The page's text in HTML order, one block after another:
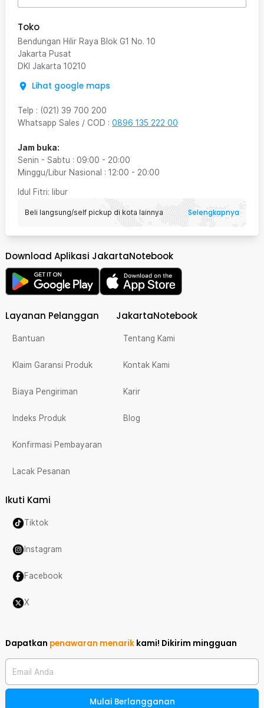
Toko
Bendungan Hilir Raya Blok G1 No. 10
Jakarta Pusat
DKI Jakarta 10210
Lihat google maps
Telp : (021) 39 700 200
Whatsapp Sales / COD : 0896 135 222 00
Jam buka:
Senin - Sabtu : 09:00 - 20:00
Minggu/Libur Nasional : 12:00 - 20:00
Idul Fitri: libur
Beli langsung/self pickup di kota lainnya Selengkapnya
Download Aplikasi JakartaNotebook
Layanan Pelanggan
Bantuan
Klaim Garansi Produk
Biaya Pengiriman
Indeks Produk
Konfirmasi Pembayaran
Lacak Pesanan
JakartaNotebook
Tentang Kami
Kontak Kami
Karir
Blog
Ikuti Kami
Tiktok
Instagram
Facebook
X
Dapatkan penawaran menarik kami! Dikirim mingguan
Email Anda
Mulai Berlangganan